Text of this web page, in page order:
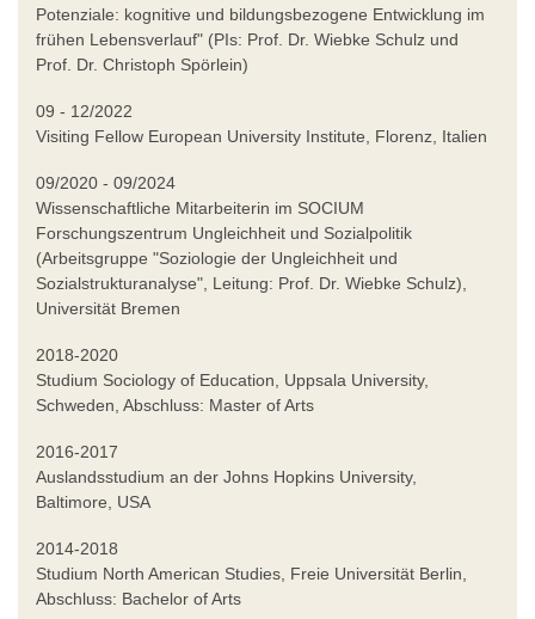
Potenziale: kognitive und bildungsbezogene Entwicklung im
frühen Lebensverlauf" (PIs: Prof. Dr. Wiebke Schulz und
Prof. Dr. Christoph Spörlein)
09 - 12/2022
Visiting Fellow European University Institute, Florenz, Italien
09/2020 - 09/2024
Wissenschaftliche Mitarbeiterin im SOCIUM
Forschungszentrum Ungleichheit und Sozialpolitik
(Arbeitsgruppe "Soziologie der Ungleichheit und
Sozialstrukturanalyse", Leitung: Prof. Dr. Wiebke Schulz),
Universität Bremen
2018-2020
Studium Sociology of Education, Uppsala University,
Schweden, Abschluss: Master of Arts
2016-2017
Auslandsstudium an der Johns Hopkins University,
Baltimore, USA
2014-2018
Studium North American Studies, Freie Universität Berlin,
Abschluss: Bachelor of Arts